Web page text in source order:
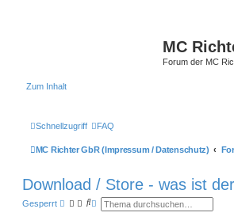
MC
Forum der MC
Zum Inhalt
Schnellzugriff FAQ
MC Richter GbR (Impressum / Datenschutz)
Download / Store - was ist
Gesperrt
S E